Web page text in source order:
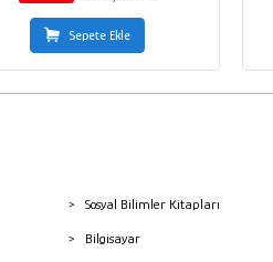
Sepete Ekle
Sosyal Bilimler Kitapları
Bilgisayar